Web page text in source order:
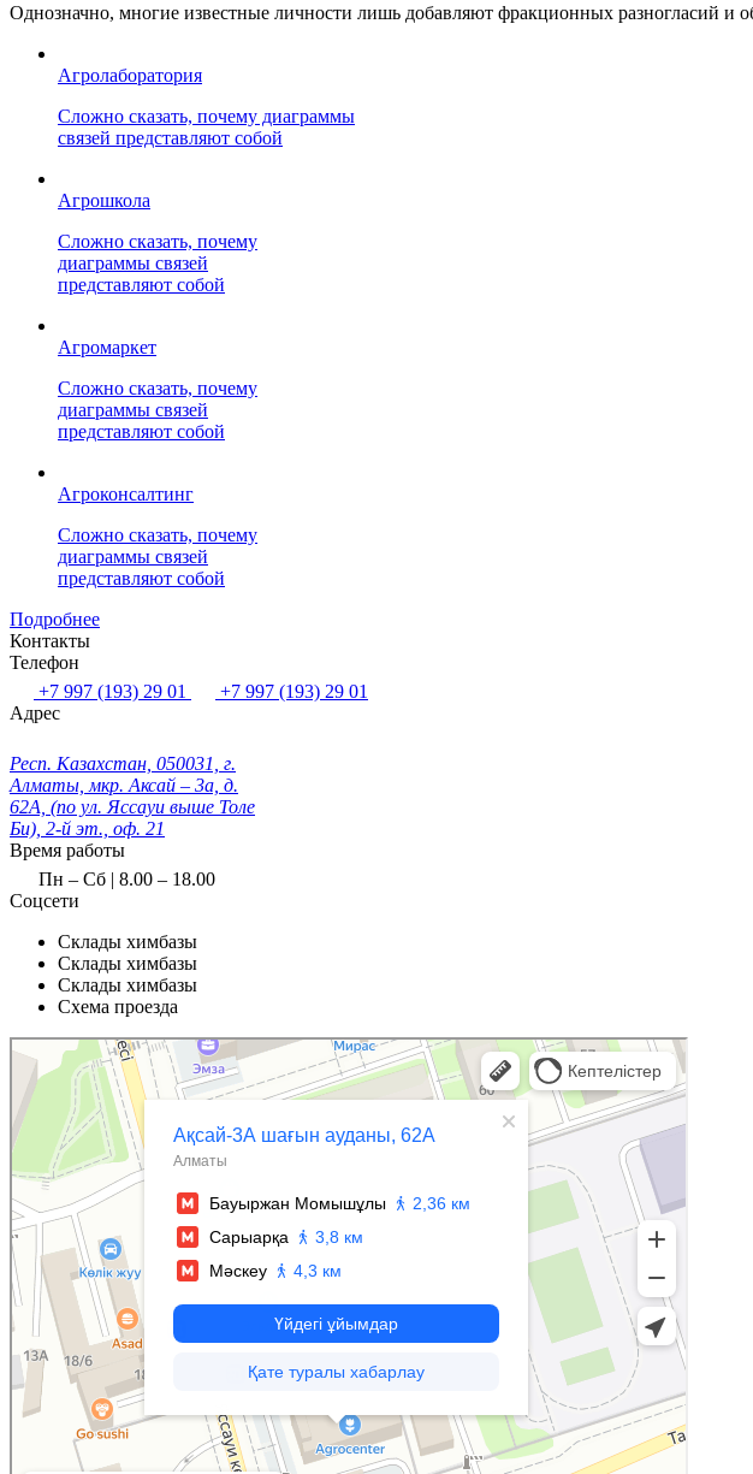
Однозначно, многие известные личности лишь добавляют фракционных разногласий и
Агролаборатория
Сложно сказать, почему диаграммы
связей представляют собой
Агрошкола
Сложно сказать, почему
диаграммы связей
представляют собой
Агромаркет
Сложно сказать, почему
диаграммы связей
представляют собой
Агроконсалтинг
Сложно сказать, почему
диаграммы связей
представляют собой
Подробнее
Контакты
Телефон
+7 997 (193) 29 01
+7 997 (193) 29 01
Адрес
Респ. Казахстан, 050031, г.
Алматы, мкр. Аксай – 3а, д.
62А, (по ул. Яссауи выше Толе
Би), 2-й эт., оф. 21
Время работы
Пн – Сб | 8.00 – 18.00
Соцсети
Склады химбазы
Склады химбазы
Склады химбазы
Схема проезда
Микрорайон Аксай-3А, 62А на карте Алматы — Яндекс Карты